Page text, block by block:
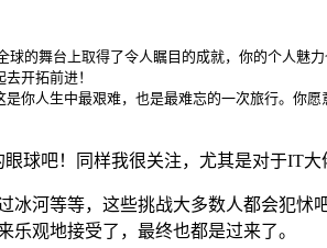
舞台上取得了令人瞩目的成就，你的个人魅力
开拓前进！
人生中最艰难，也是最难忘的一次旅行。你愿
球吧！同样我很关注，尤其是对于IT大
河等等，这些挑战大多数人都会犯
观地接受了，最终也都是过来了。